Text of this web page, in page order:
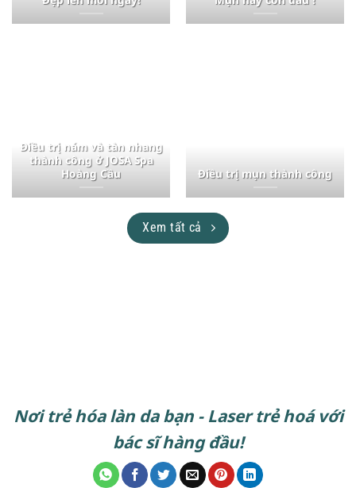
Điều trị nám và tàn nhang
thành công ở JOSA Spa
Hoàng Cầu
Điều trị mụn thành công
Xem tất cả
Nơi trẻ hóa làn da bạn - Laser trẻ hoá với
bác sĩ hàng đầu!